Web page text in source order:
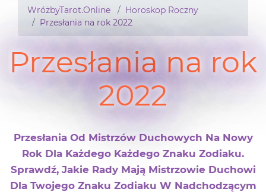
WróżbyTarot.Online
Horoskop Roczny
Przesłania na rok 2022
Przesłania na rok
2022
Przesłania Od Mistrzów Duchowych Na Nowy
Rok Dla Każdego Każdego Znaku Zodiaku.
Sprawdź, Jakie Rady Mają Mistrzowie Duchowi
Dla Twojego Znaku Zodiaku W Nadchodzącym